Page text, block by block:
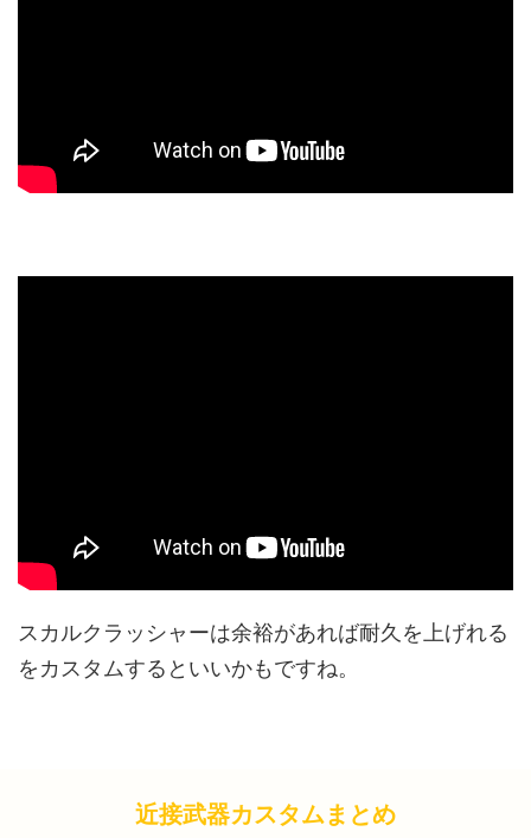
スカルクラッシャーは余裕があれば耐久を上げれる
をカスタムするといいかもですね。
近接武器カスタムまとめ